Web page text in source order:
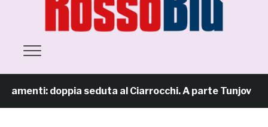
doppia seduta al Ciarrocchi. A parte Tunjov